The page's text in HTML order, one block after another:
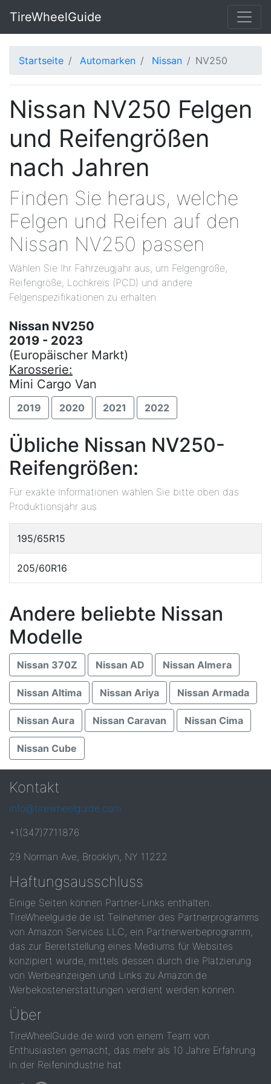
TireWheelGuide
Startseite Automarken Nissan NV250
Nissan NV250 Felgen
und Reifengrößen
nach Jahren
Finden Sie heraus, welche
Felgen und Reifen auf den
Nissan NV250 passen
Wählen Sie Ihr Fahrzeugjahr aus, um Felgengröße,
Reifengröße, Lochkreis (PCD) und andere
Felgenspezifikationen zu erhalten
Nissan NV250
2019 - 2023
(Europäischer Markt)
Karosserie:
Mini Cargo Van
2019 2020 2021 2022
Übliche Nissan NV250-
Reifengrößen:
Für exakte Informationen wählen Sie bitte oben das
Produktionsjahr aus
195/65R15
205/60R16
Andere beliebte Nissan
Modelle
Nissan 370Z Nissan AD Nissan Almera
Nissan Altima Nissan Ariya Nissan Armada
Nissan Aura Nissan Caravan Nissan Cima
Nissan Cube
Kontakt
info@tirewheelguide.com
+1(347)7711876
29 Norman Ave, Brooklyn, NY 11222
Haftungsausschluss
Einige Seiten können Partner-Links enthalten.
TireWheelguide.de ist Teilnehmer des Partnerprogramms
von Amazon Services LLC, ein Partnerwerbeprogramm,
das zur Bereitstellung eines Mediums für Websites
konzipiert wurde, mittels dessen durch die Platzierung
von Werbeanzeigen und Links zu Amazon.de
Werbekostenerstattungen verdient werden können.
Über
TireWheelGuide.de wird von einem Team von
Enthusiasten gemacht, das mehr als 10 Jahre Erfahrung
in der Reifenindustrie hat